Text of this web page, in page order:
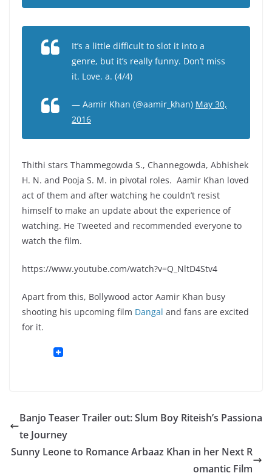
It’s a little difficult to slot it into a
genre, but it’s really funny. Don’t miss
it. Love. a. (4/4)
— Aamir Khan (@aamir_khan) May 30,
2016
Thithi stars Thammegowda S., Channegowda, Abhishek
H. N. and Pooja S. M. in pivotal roles. Aamir Khan loved
act of them and after watching he couldn’t resist
himself to make an update about the experience of
watching. He Tweeted and recommended everyone to
watch the film.
https://www.youtube.com/watch?v=Q_NltD4Stv4
Apart from this, Bollywood actor Aamir Khan busy
shooting his upcoming film Dangal and fans are excited
for it.
Banjo Teaser Trailer out: Slum Boy Riteish’s Passiona
te Journey
Sunny Leone to Romance Arbaaz Khan in her Next R
omantic Film